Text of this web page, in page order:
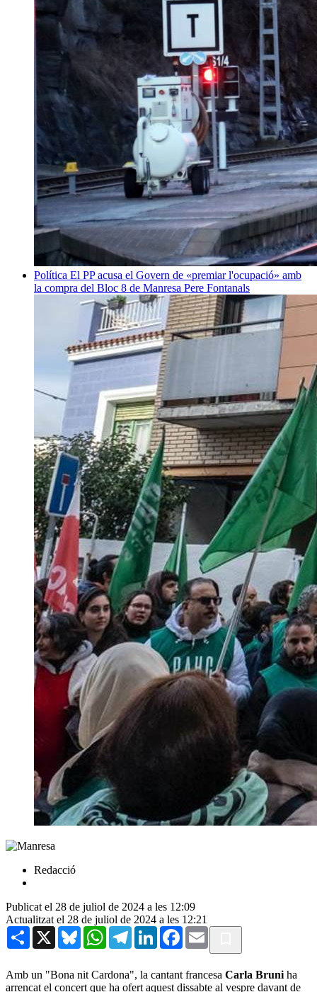
Política El PP acusa el Govern de «premiar l'ocupació» amb
la compra del Bloc 8 de Manresa Pere Fontanals
Redacció
Publicat el 28 de juliol de 2024 a les 12:09
Actualitzat el 28 de juliol de 2024 a les 12:21
Share X BlueskyWhatsAppTelegramLinkedInFacebook
Email
Amb un "Bona nit Cardona", la cantant francesa Carla Bruni ha
arrencat el concert que ha ofert aquest dissabte al vespre davant de